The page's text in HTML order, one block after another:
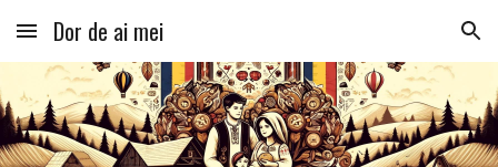
Skip to main content Skip to navigation
Dor de ai mei